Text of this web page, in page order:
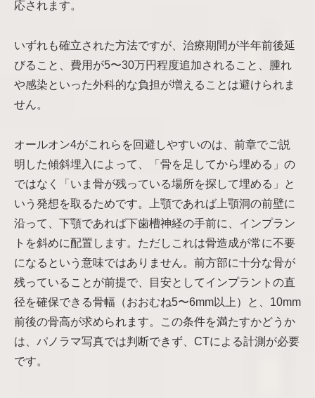
応されます。
いずれも確立された方法ですが、治療期間が半年前後延
びること、費用が5〜30万円程度追加されること、腫れ
や感染といった外科的な負担が増えることは避けられま
せん。
オールオン4がこれらを回避しやすいのは、前章でご説
明した傾斜埋入によって、「骨を足してから埋める」の
ではなく「いま骨が残っている場所を探して埋める」と
いう発想を取るためです。上顎であれば上顎洞の前壁に
沿って、下顎であれば下歯槽神経の手前に、インプラン
トを斜めに配置します。ただしこれは骨造成が常に不要
になるという意味ではありません。前方部に十分な骨が
残っていることが前提で、目安としてインプラントの直
径を確保できる骨幅（おおむね5〜6mm以上）と、10mm
前後の骨高が求められます。この条件を満たすかどうか
は、パノラマ写真では判断できず、CTによる計測が必要
です。